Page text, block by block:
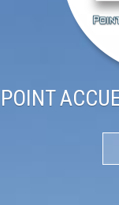
POINT